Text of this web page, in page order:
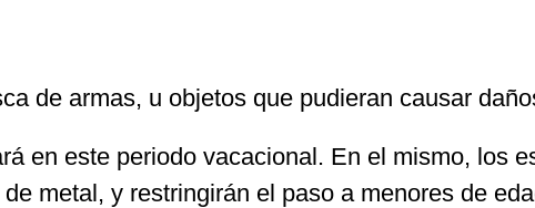
de armas, u objetos que pudieran causar
en este periodo vacacional. En el mismo, los
metal, y restringirán el paso a menores de